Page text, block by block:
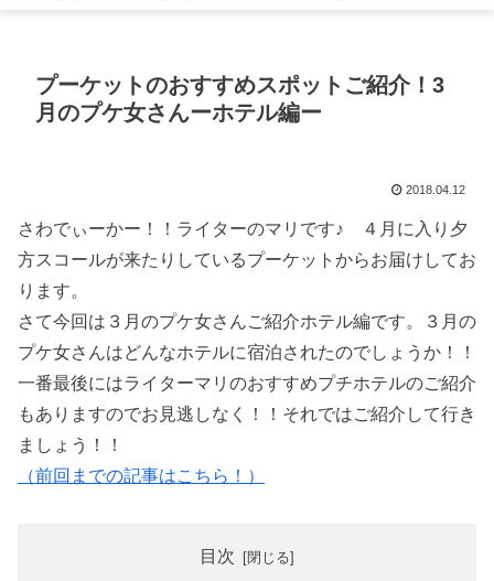
プーケットのおすすめスポットご紹介！3
月のプケ女さんーホテル編ー
2018.04.12
さわでぃーかー！！ライターのマリです♪ ４月に入り夕
方スコールが来たりしているプーケットからお届けしてお
ります。
さて今回は３月のプケ女さんご紹介ホテル編です。３月の
プケ女さんはどんなホテルに宿泊されたのでしょうか！！
一番最後にはライターマリのおすすめプチホテルのご紹介
もありますのでお見逃しなく！！それではご紹介して行き
ましょう！！
（前回までの記事はこちら！）
目次